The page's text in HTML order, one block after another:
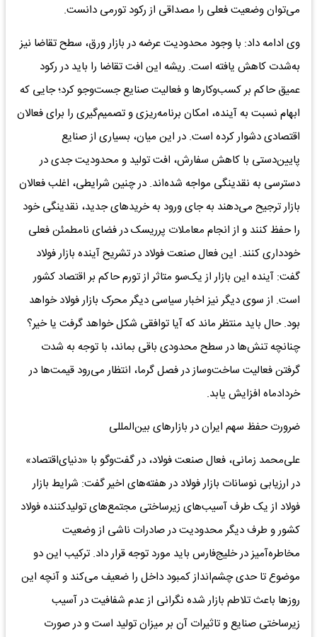
می‌توان وضعیت فعلی را مصداقی از رکود تورمی دانست.
وی ادامه داد: با وجود محدودیت عرضه در بازار ورق، سطح تقاضا نیز
به‌شدت کاهش یافته است. ریشه این افت تقاضا را باید در رکود
عمیق حاکم بر کسب‌وکارها و فعالیت صنایع جست‌وجو کرد؛ جایی که
ابهام نسبت به آینده، امکان برنامه‌ریزی و تصمیم‌گیری را برای فعالان
اقتصادی دشوار کرده است. در این میان، بسیاری از صنایع
پایین‌دستی با کاهش سفارش، افت تولید و محدودیت جدی در
دسترسی به نقدینگی مواجه شده‌اند. در چنین شرایطی، اغلب فعالان
بازار ترجیح می‌دهند به جای ورود به خریدهای جدید، نقدینگی خود
را حفظ کنند و از انجام معاملات پرریسک در فضای نامطمئن فعلی
خودداری کنند. این فعال صنعت فولاد در تشریح آینده بازار فولاد
گفت: آینده این بازار از یک‌سو متاثر از تورم حاکم بر اقتصاد کشور
است. از سوی دیگر نیز اخبار سیاسی دیگر محرک بازار فولاد خواهد
بود. حال باید منتظر ماند که آیا توافقی شکل خواهد گرفت یا خیر؟
چنانچه تنش‌ها در سطح محدودی باقی بماند، با توجه به شدت
گرفتن فعالیت ساخت‌وساز در فصل گرما، انتظار می‌رود قیمت‌ها در
خردادماه افزایش یابد.
ضرورت حفظ سهم ایران در بازارهای بین‌المللی
علی‌محمد زمانی، فعال صنعت فولاد، در گفت‌وگو با «دنیای‌اقتصاد»
در ارزیابی نوسانات بازار فولاد در هفته‌های اخیر گفت: شرایط بازار
فولاد از یک طرف آسیب‌های زیرساختی مجتمع‌های تولیدکننده فولاد
کشور و طرف دیگر محدودیت در صادرات ناشی از وضعیت
مخاطره‌آمیز در خلیج‌فارس باید مورد توجه قرار داد. ترکیب این دو
موضوع تا حدی چشم‌انداز کمبود داخل را ضعیف می‌کند و آنچه این
روزها باعث تلاطم بازار شده نگرانی از عدم شفافیت در آسیب
زیرساختی صنایع و تاثیرات آن بر میزان تولید است و در صورت